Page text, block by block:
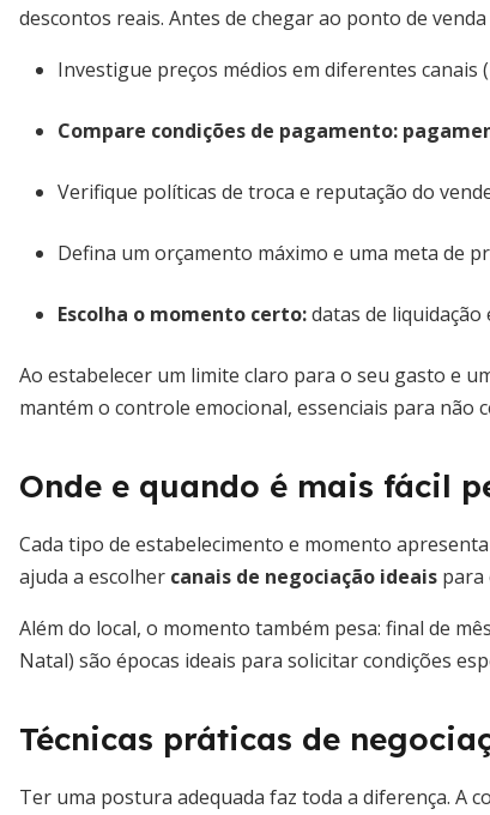
descontos reais. Antes de chegar ao ponto de
Investigue preços médios em diferentes canais
Compare condições de pagamento:
Verifique políticas de troca e reputação do
Defina um orçamento máximo e uma meta de
Escolha o momento certo:datas de
Ao estabelecer um limite claro para o seu gasto e
mantém o controle emocional, essenciais para não
Onde e quando é mais fácil
Cada tipo de estabelecimento e momento
ajuda a escolher canais de negociação ideais para
Além do local, o momento também pesa: final de
Natal) são épocas ideais para solicitar condições
Técnicas práticas de
Ter uma postura adequada faz toda a diferença. A